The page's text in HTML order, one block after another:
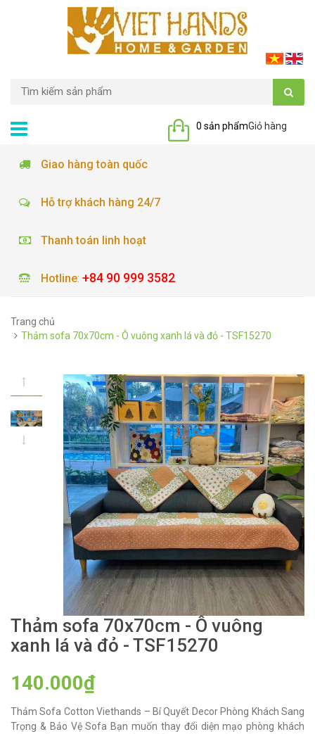
Giỏ hàng
0 sản phẩm
Giao hàng toàn quốc
Hỗ trợ khách hàng 24/7
Thanh toán linh hoạt
Hotline: +84 90 999 3582
Trang chủ
Thảm sofa 70x70cm - Ô vuông xanh lá và đỏ - TSF15270
Thảm sofa 70x70cm - Ô vuông
xanh lá và đỏ - TSF15270
140.000₫
Thảm Sofa Cotton Viethands – Bí Quyết Decor Phòng Khách Sang
Trọng & Bảo Vệ Sofa Bạn muốn thay đổi diện mạo phòng khách